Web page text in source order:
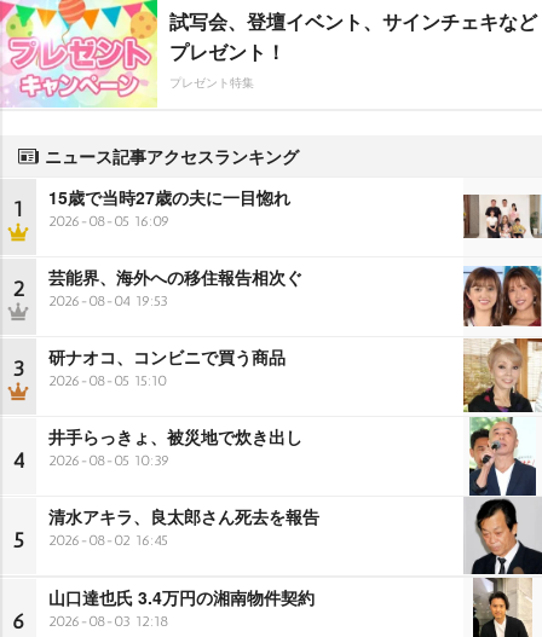
試写会、登壇イベント、サインチェキなど
プレゼント！
プレゼント特集
ニュース記事アクセスランキング
1 15歳で当時27歳の夫に一目惚れ
2026-08-05 16:09
2 芸能界、海外への移住報告相次ぐ
2026-08-04 19:53
3 研ナオコ、コンビニで買う商品
2026-08-05 15:10
4
井手らっきょ、被災地で炊き出し
2026-08-05 10:39
5
清水アキラ、良太郎さん死去を報告
2026-08-02 16:45
6
山口達也氏 3.4万円の湘南物件契約
2026-08-03 12:18